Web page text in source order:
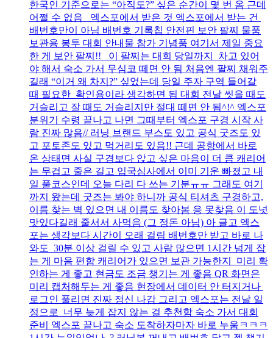
한국인 기준으로는 “아직도?” 싶은 순간이 몇 번 옴 근데
어쩔 수 없음 엑스포에서 받은 것 엑스포에서 받는 건
배번호만이 아님 배번호 기록칩 안전핀 보안 팔찌 물품
보관용 봉투 대회 안내물 참가 기념품 여기서 제일 중요
한 게 보안 팔찌!! 이 팔찌는 대회 당일까지 차고 있어
야 해서 숙소 가서 무심코 떼면 안 됨 처음엔 팔찌 채워주
길래 “이거 왜 차지?” 싶었는데 당일 주자 구역 들어갈
때 필요한 확인용이라 생각하면 됨 대회 전날 씻을 때도
거슬리고 잘 때도 거슬리지만 절대 떼면 안 됨^!^ 엑스포
분위기 수령 끝나고 나면 그때부터 엑스포 구경 시작 사
람 진짜 많음// 러닝 브랜드 부스도 있고 공식 굿즈도 있
고 포토존도 있고 먹거리도 있음!! 근데 공항에서 바로
온 상태면 사실 구경보다 앉고 싶은 마음이 더 큼 캐리어
는 무겁고 줄은 길고 입국심사에서 이미 기운 빠졌고 내
일 풀코스인데 오늘 다리 다 쓰는 기분ㅠㅠ 그래도 여기
까지 왔는데 굿즈는 봐야 하니까 공식 티셔츠 구경하고,
이름 찾는 벽 있으면 내 이름도 찾아봄 응 못찾음 이 도넛
맛있다길래 줄서서 사먹음 (그 정돈 아님) 아 글고 엑스
포는 생각보다 시간이 오래 걸림 배번호만 받고 바로 나
와도 30분 이상 걸릴 수 있고 사람 많으면 1시간 넘게 잡
는 게 마음 편함 캐리어가 있으면 보관 가능한지 미리 확
인하는 게 좋고 현금도 조금 챙기는 게 좋음 QR 화면은
미리 캡처해두는 게 좋음 현장에서 데이터 안 터지거나
로그인 풀리면 진짜 정신 나감 그리고 엑스포는 전날 일
정으로 너무 늦게 잡지 않는 걸 추천함 숙소 가서 대회
준비 엑스포 끝나고 숙소 도착하자마자 바로 누움ㅋㅋㅋ